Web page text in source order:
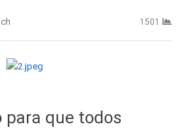
1501
que todos